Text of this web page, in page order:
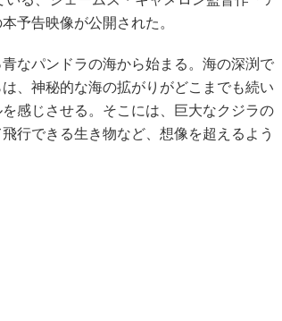
予告映像が公開された。
なパンドラの海から始まる。海の深渕で
、神秘的な海の拡がりがどこまでも続い
感じさせる。そこには、巨大なクジラの
行できる生き物など、想像を超えるよう